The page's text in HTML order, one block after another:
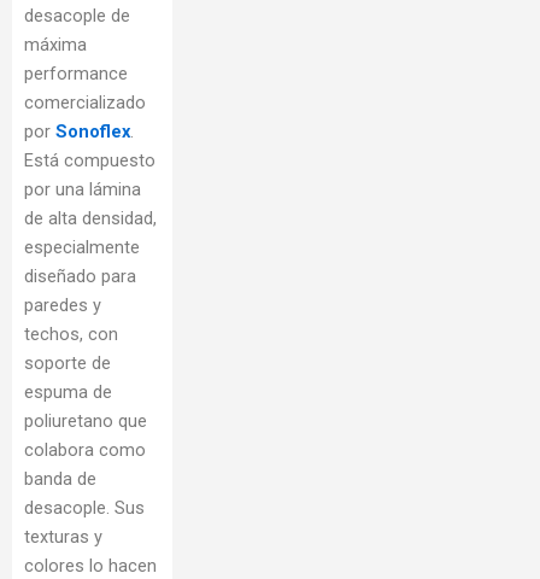
desacople de
máxima
performance
comercializado
por Sonoflex.
Está compuesto
por una lámina
de alta densidad,
especialmente
diseñado para
paredes y
techos, con
soporte de
espuma de
poliuretano que
colabora como
banda de
desacople. Sus
texturas y
colores lo hacen